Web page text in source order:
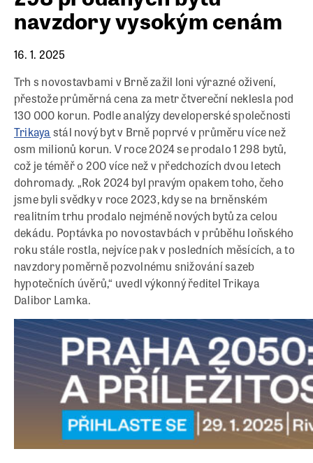
navzdory vysokým cenám
16. 1. 2025
Trh s novostavbami v Brně zažil loni výrazné oživení,
přestože průměrná cena za metr čtvereční neklesla pod
130 000 korun. Podle analýzy developerské společnosti
Trikayastál nový byt v Brně poprvé v průměru více než
osm milionů korun. V roce 2024 se prodalo 1 298 bytů,
což je téměř o 200 více než v předchozích dvou letech
dohromady. „Rok 2024 byl pravým opakem toho, čeho
jsme byli svědky v roce 2023, kdy se na brněnském
realitním trhu prodalo nejméně nových bytů za celou
dekádu. Poptávka po novostavbách v průběhu loňského
roku stále rostla, nejvíce pak v posledních měsících, a to
navzdory poměrně pozvolnému snižování sazeb
hypotečních úvěrů,“ uvedl výkonný ředitel Trikaya
Dalibor Lamka.